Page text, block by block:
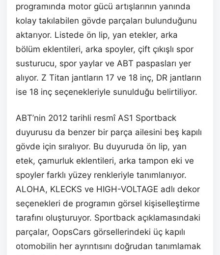
programında motor gücü artışlarının yanında
kolay takılabilen gövde parçaları bulunduğunu
aktarıyor. Listede ön lip, yan etekler, arka
bölüm eklentileri, arka spoyler, çift çıkışlı spor
susturucu, spor yaylar ve ABT paspasları yer
alıyor. Z Titan jantların 17 ve 18 inç, DR jantların
ise 18 inç seçenekleriyle sunulduğu belirtiliyor.
ABT’nin 2012 tarihli resmî AS1 Sportback
duyurusu da benzer bir parça ailesini beş kapılı
gövde için sıralıyor. Bu duyuruda ön lip, yan
etek, çamurluk eklentileri, arka tampon eki ve
spoyler farklı yüzey renkleriyle tanımlanıyor.
ALOHA, KLECKS ve HIGH-VOLTAGE adlı dekor
seçenekleri de programın görsel kişiselleştirme
tarafını oluşturuyor. Sportback açıklamasındaki
parçalar, OopsCars görsellerindeki üç kapılı
otomobilin her ayrıntısını doğrudan tanımlamak